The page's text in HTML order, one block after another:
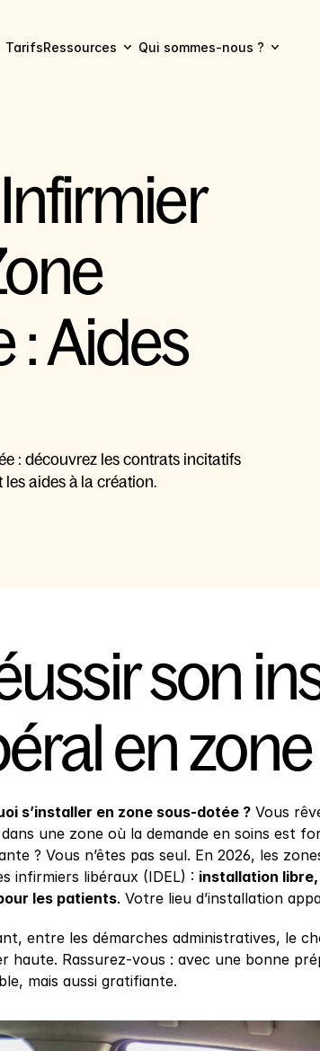
TarifsRessources Qui sommes-nous ?
: Aides
: découvrez les contrats incitatifs
les aides à la création.
son
en
s’installer en zone sous-dotée ? Vous
une zone où la demande en soins est
? Vous n’êtes pas seul. En 2026, les
infirmiers libéraux (IDEL) : installation
les patients. Votre lieu d’installation
entre les démarches administratives, le
haute. Rassurez-vous : avec une bonne
mais aussi gratifiante.